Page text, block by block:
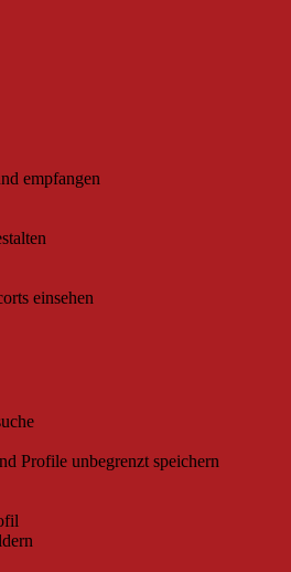
empfangen
einsehen
Profile unbegrenzt speichern